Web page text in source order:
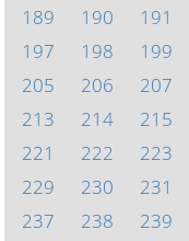
189
190 191
197
198 199
205
206 207
213
214 215
221
222 223
229
230 231
237
238 239